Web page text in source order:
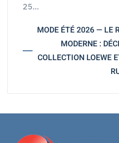
25…
MODE ÉTÉ 2026 — LE
MODERNE :
COLLECTION LOEWE